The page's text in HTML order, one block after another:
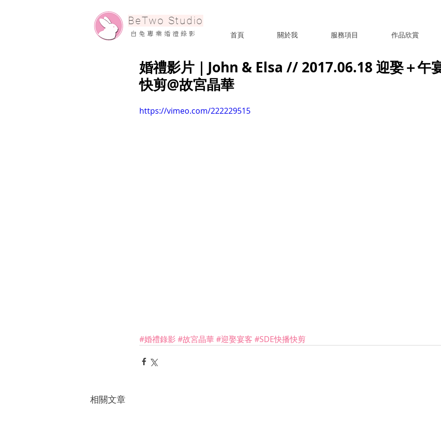
​BeTwo Studio
​白 兔 專 業 婚 禮 錄 影 首頁 關於我 服務項目 作品欣賞
婚禮影片｜John & Elsa // 2017.06.18 迎娶＋午
快剪@故宮晶華
https://vimeo.com/222229515
#婚禮錄影 #故宮晶華#迎娶宴客 #SDE快播快剪
相關文章